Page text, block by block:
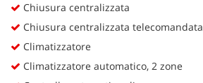
Chiusura centralizzata
Chiusura centralizzata telecomandata
Climatizzatore
Climatizzatore automatico, 2 zone